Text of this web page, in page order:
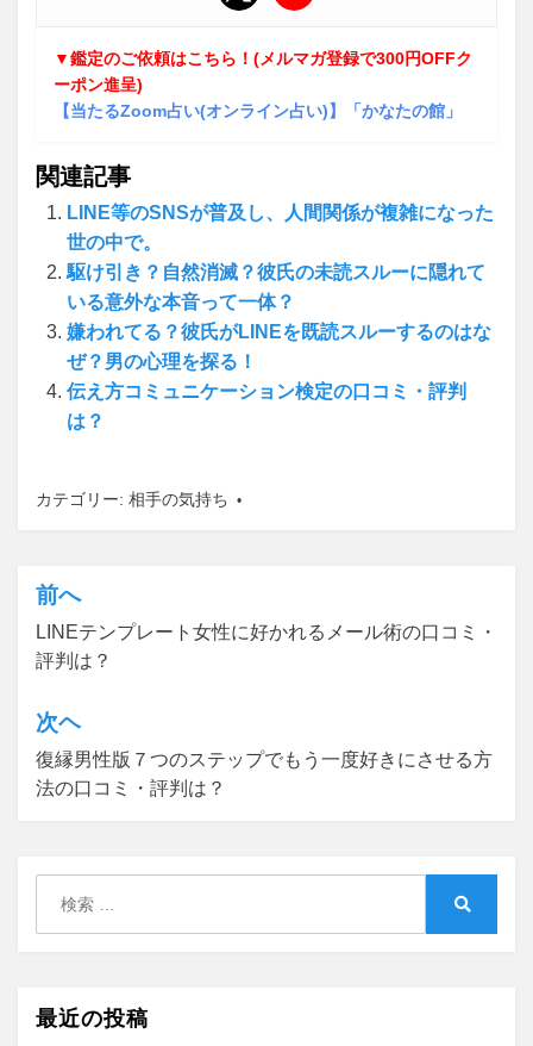
▼鑑定のご依頼はこちら！(メルマガ登録で300円OFFク
ーポン進呈)
【当たるZoom占い(オンライン占い)】「かなたの館」
関連記事
LINE等のSNSが普及し、人間関係が複雑になった
世の中で。
駆け引き？自然消滅？彼氏の未読スルーに隠れて
いる意外な本音って一体？
嫌われてる？彼氏がLINEを既読スルーするのはな
ぜ？男の心理を探る！
伝え方コミュニケーション検定の口コミ・評判
は？
カテゴリー: 相手の気持ち
投
稿
ナ
ビ
ゲ
ー
ョ
ン
前へ
LINEテンプレート女性に好かれるメール術の口コミ・
評判は？
次ヘ
復縁男性版７つのステップでもう一度好きにさせる方
法の口コミ・評判は？
最近の投稿